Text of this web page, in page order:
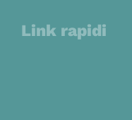
Link rapidi